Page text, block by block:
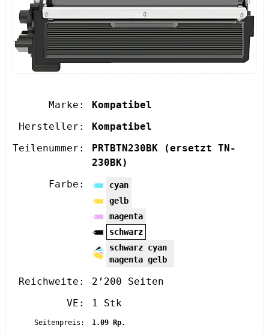
Marke:
Kompatibel
Hersteller:
Kompatibel
Teilenummer:
PRTBTN230BK
(ersetzt TN-
230BK)
Farbe:
cyan
gelb
magenta
schwarz
schwarz cyan
magenta gelb
Reichweite:
2’200 Seiten
VE:
1 Stk
Seitenpreis:
1.09 Rp.